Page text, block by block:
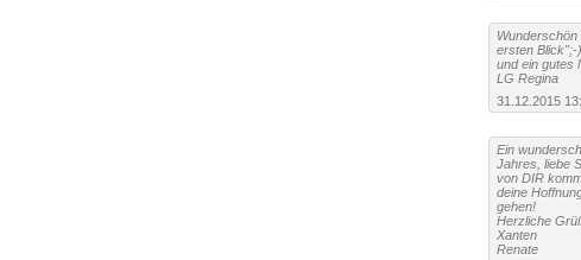
Wunderschön
ersten Blick";-
und ein gutes
LG Regina
31.12.2015
Ein
Jahres, liebe
von DIR
deine
gehen!
Herzliche
Xanten
Renate